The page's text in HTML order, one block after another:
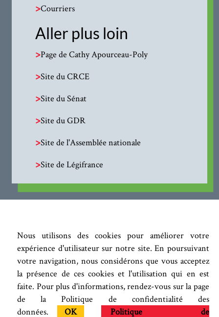
Nous utilisons des cookies pour améliorer votre
expérience d'utilisateur sur notre site. En poursuivant
votre navigation, nous considérons que vous acceptez
la présence de ces cookies et l'utilisation qui en est
faite. Pour plus d'informations, rendez-vous sur la page
de la Politique de confidentialité des
données.
OK Politique de
>Courriers
Aller plus loin
>Page de Cathy Apourceau-Poly
>Site du CRCE
>Site du Sénat
>Site du GDR
>Site de l'Assemblée nationale
>Site de Légifrance